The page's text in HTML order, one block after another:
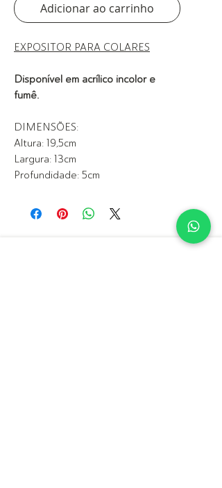
Adicionar ao carrinho
EXPOSITOR PARA COLARES
Disponível em acrílico incolor e
fumê.
DIMENSÕES:
Altura: 19,5cm
Largura: 13cm
Profundidade: 5cm